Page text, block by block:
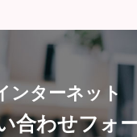
ンターネット
合わせフォ